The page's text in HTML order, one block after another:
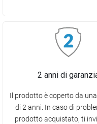
2 anni di
Il prodotto è coperto da
di 2 anni. In caso di
prodotto acquistato, ti